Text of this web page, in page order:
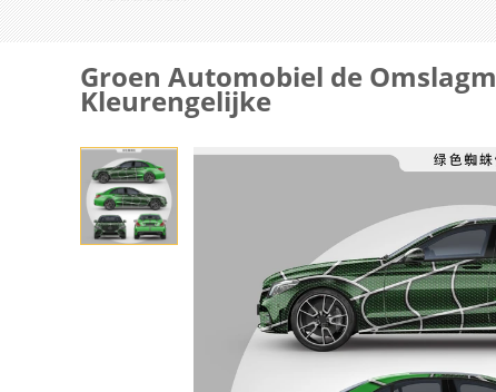
Groen Automobiel de
Kleurengelijke